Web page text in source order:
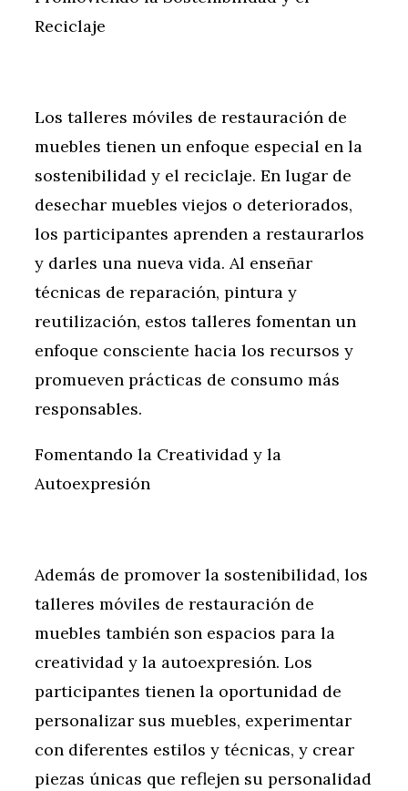
Reciclaje
Los talleres móviles de restauración de
muebles tienen un enfoque especial en la
sostenibilidad y el reciclaje. En lugar de
desechar muebles viejos o deteriorados,
los participantes aprenden a restaurarlos
y darles una nueva vida. Al enseñar
técnicas de reparación, pintura y
reutilización, estos talleres fomentan un
enfoque consciente hacia los recursos y
promueven prácticas de consumo más
responsables.
Fomentando la Creatividad y la
Autoexpresión
Además de promover la sostenibilidad, los
talleres móviles de restauración de
muebles también son espacios para la
creatividad y la autoexpresión. Los
participantes tienen la oportunidad de
personalizar sus muebles, experimentar
con diferentes estilos y técnicas, y crear
piezas únicas que reflejen su personalidad